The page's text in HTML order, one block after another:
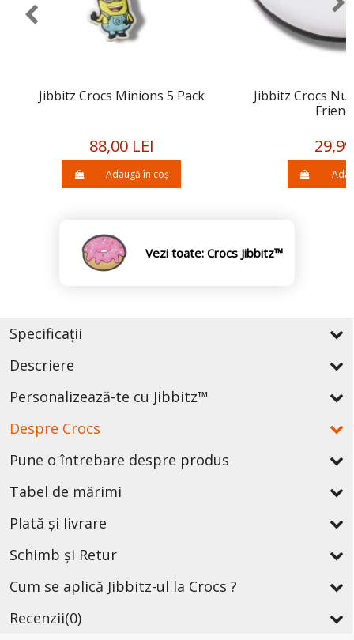
Jibbitz Crocs Minions 5 Pack
88,00 LEI
Adaugă în coș
Jibbitz Crocs
Vezi toate: Crocs Jibbitz™
Specificații
Descriere
Personalizează-te cu Jibbitz™
Despre Crocs
Pune o întrebare despre produs
Tabel de mărimi
Plată și livrare
Schimb și Retur
Cum se aplică Jibbitz-ul la Crocs ?
Recenzii(0)